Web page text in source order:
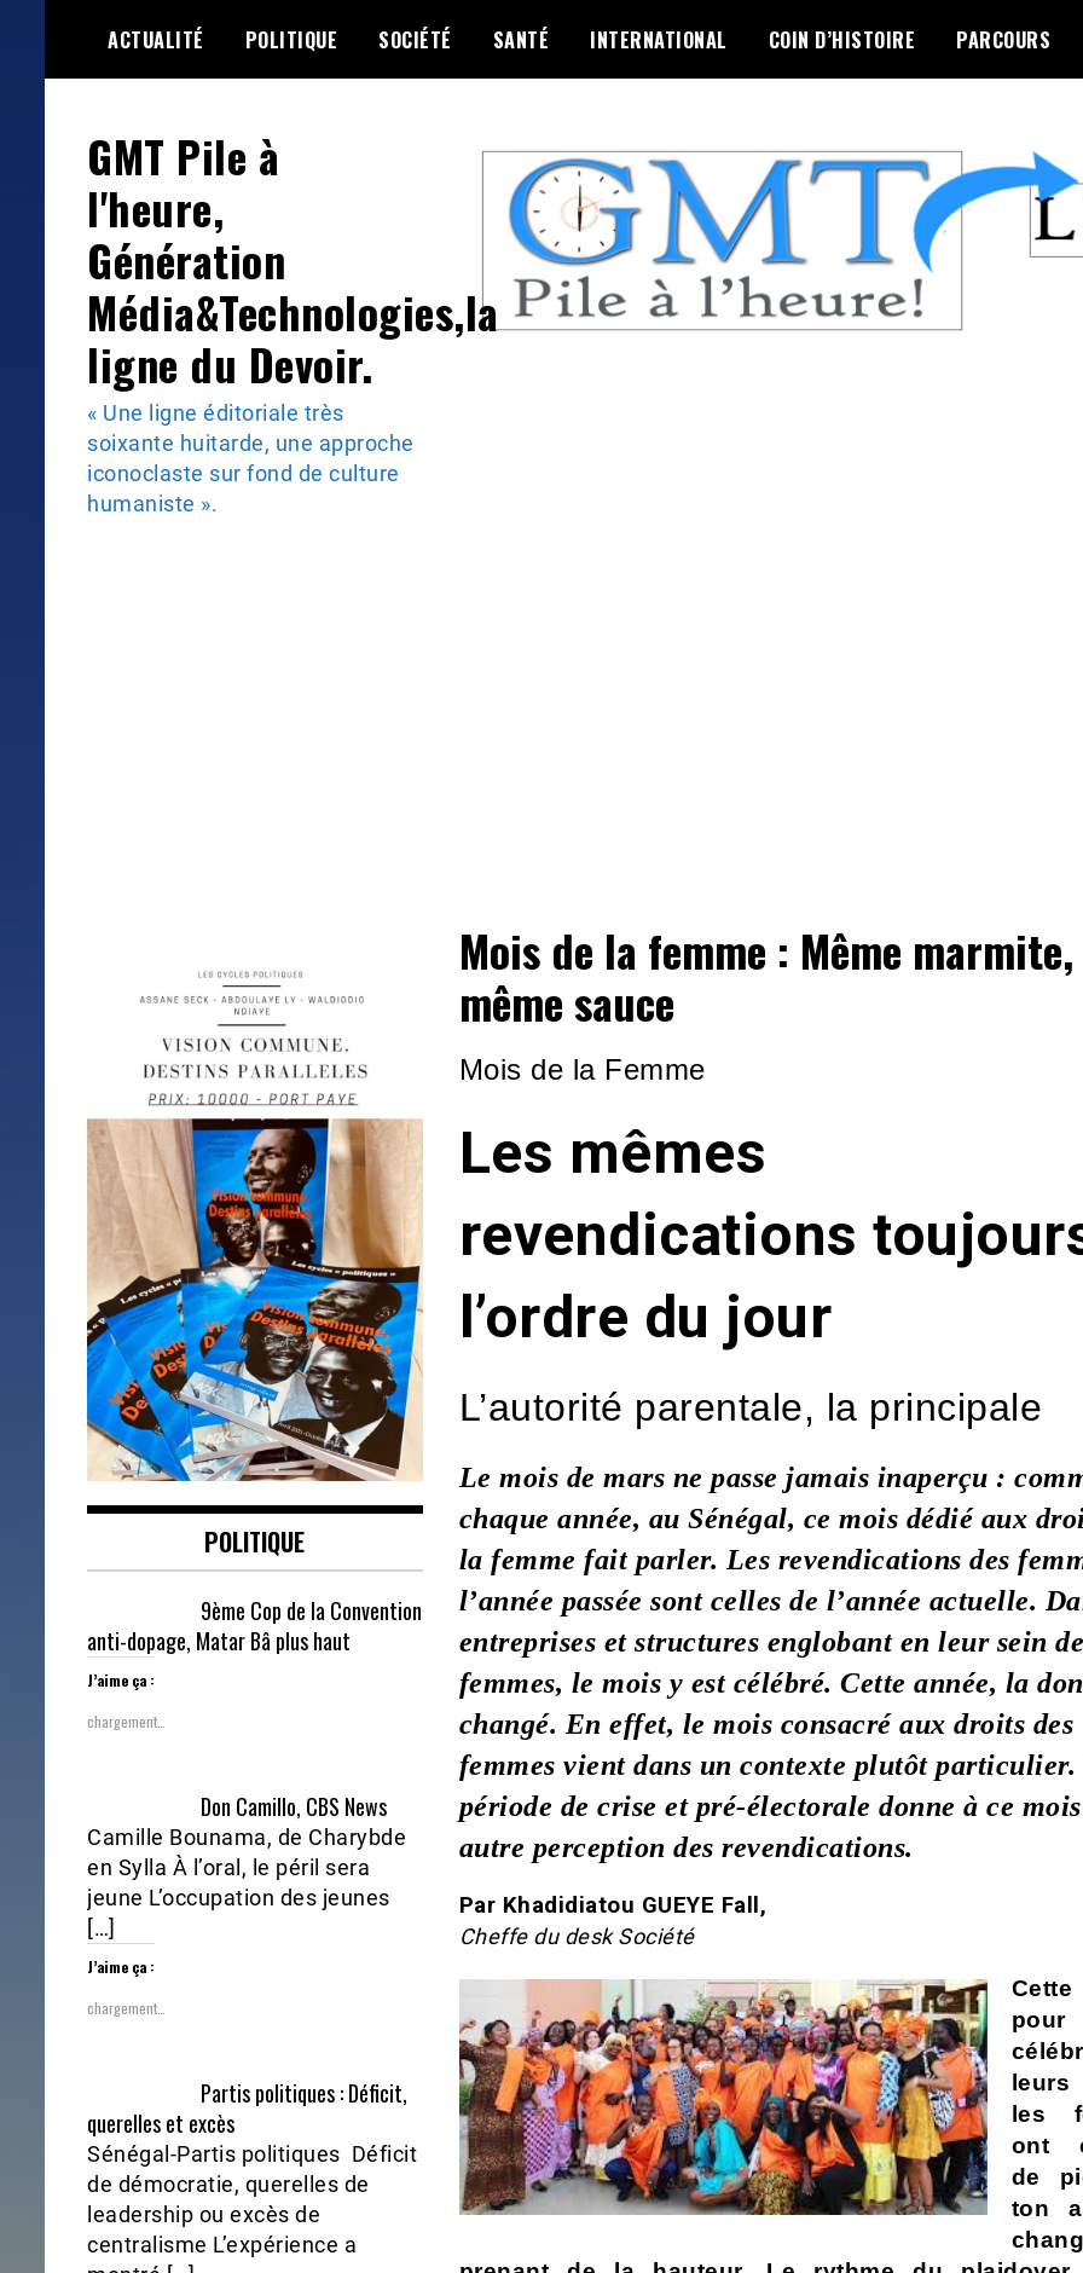
content
ACTUALITÉ POLITIQUE SOCIÉTÉ SANTÉ INTERNATIONAL COIN D’HISTOIRE PARCOURS
GMT Pile à
l'heure,
Génération
Média&Technologies,la
ligne du Devoir.
« Une ligne éditoriale très
soixante huitarde, une approche
iconoclaste sur fond de culture
humaniste ».
Mois de la femme : Même marmite,
même sauce
Mois de la Femme
Les mêmes
revendications
l’ordre du jour
L’autorité parentale, la principale
Le mois de mars ne passe jamais inaperçu :
chaque année, au Sénégal, ce mois dédié aux
la femme fait parler. Les revendications des
l’année passée sont celles de l’année actuelle.
entreprises et structures englobant en leur sein
femmes, le mois y est célébré. Cette année, la
changé. En effet, le mois consacré aux droits des
femmes vient dans un contexte plutôt particulier.
période de crise et pré-électorale donne à ce
autre perception des revendications.
Par Khadidiatou GUEYE Fall,
Cheffe du desk Société
Cette
pour
les
ont
de
ton
POLITIQUE
9ème Cop de la Convention
anti-dopage, Matar Bâ plus haut
J’aime ça :
chargement…
Don Camillo, CBS News
Camille Bounama, de Charybde
en Sylla À l’oral, le péril sera
jeune L’occupation des jeunes
[…]
J’aime ça :
chargement…
Partis politiques : Déficit,
querelles et excès
Sénégal-Partis politiques Déficit
de démocratie, querelles de
leadership ou excès de
centralisme L’expérience a